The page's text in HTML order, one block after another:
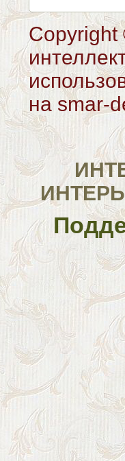
Copyright
на smar-